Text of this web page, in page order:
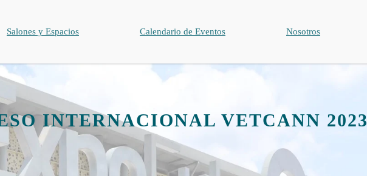
Salones y Espacios Calendario de Eventos Nosotros
INTERNACIONAL VETCANN 2023